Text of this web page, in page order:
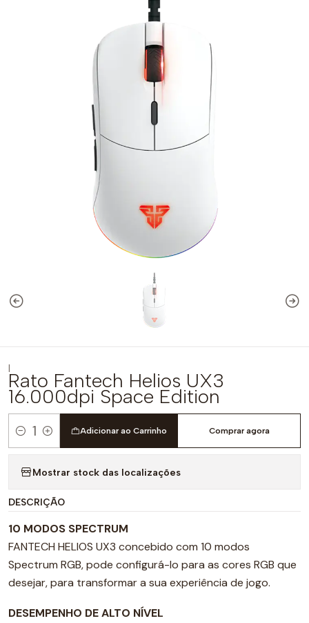
|
Rato Fantech Helios UX3
16.000dpi Space Edition
Quantidade
Adicionar ao Carrinho Comprar agora
Mostrar stock das localizações
DESCRIÇÃO
10 MODOS SPECTRUM
FANTECH HELIOS UX3 concebido com 10 modos
Spectrum RGB, pode configurá-lo para as cores RGB que
desejar, para transformar a sua experiência de jogo.
DESEMPENHO DE ALTO NÍVEL